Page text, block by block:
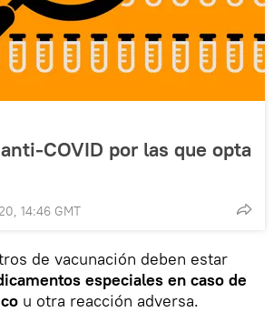
COVID por las que opta
14:46 GMT
de vacunación deben estar
especiales en caso de
u otra reacción adversa.